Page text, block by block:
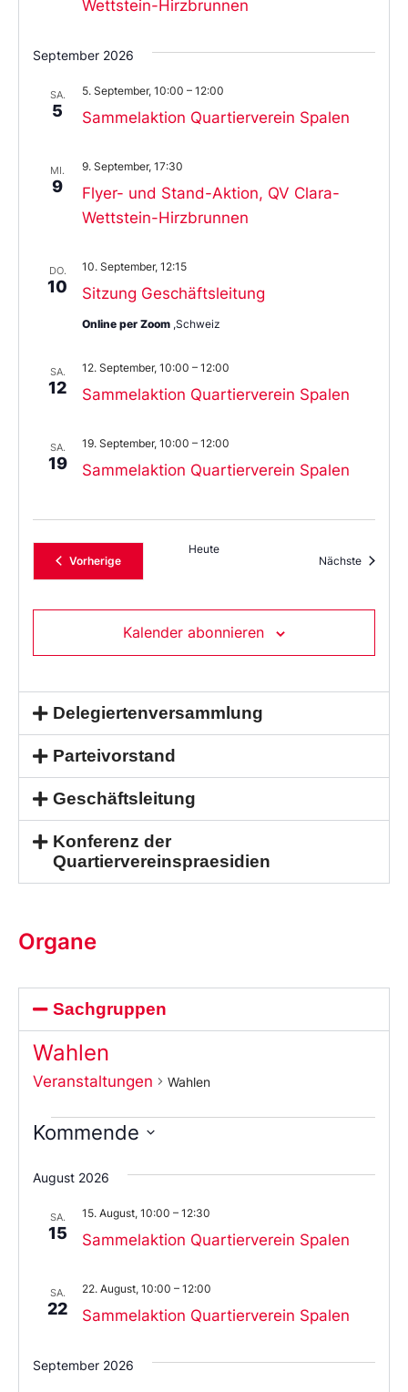
Wettstein-Hirzbrunnen
September 2026
SA.
5 Sammelaktion Quartierverein Spalen
5. September, 10:00 – 12:00
MI.
9
Flyer- und Stand-Aktion, QV Clara-
Wettstein-Hirzbrunnen
9. September, 17:30
DO.
10 Sitzung Geschäftsleitung
10. September, 12:15
Online per Zoom ,Schweiz
SA.
12 Sammelaktion Quartierverein Spalen
12. September, 10:00 – 12:00
SA.
19 Sammelaktion Quartierverein Spalen
19. September, 10:00 – 12:00
VorherigeVeranstaltungen
Heute
Nächste
Kalender abonnieren
Delegiertenversammlung
Parteivorstand
Geschäftsleitung
Konferenz der
Quartiervereinspraesidien
Organe
Sachgruppen
Wahlen
Veranstaltungen Wahlen
Kommende
Sie
das
aus.
August 2026
SA.
15 Sammelaktion Quartierverein Spalen
15. August, 10:00 – 12:30
SA.
22 Sammelaktion Quartierverein Spalen
22. August, 10:00 – 12:00
September 2026